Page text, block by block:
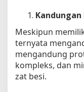
Meskipun
ternyata
mengandung
kompleks, dan
zat besi.